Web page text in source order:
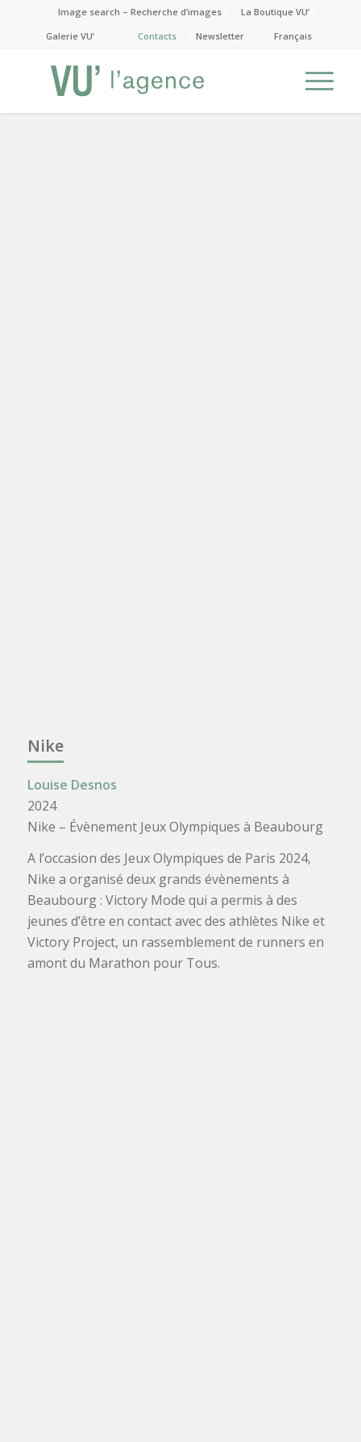
Image search – Recherche d’images
La Boutique VU’
Galerie VU’
Contacts Newsletter Français
Nike
Louise Desnos
2024
Nike – Évènement Jeux Olympiques à Beaubourg
A l’occasion des Jeux Olympiques de Paris 2024,
Nike a organisé deux grands évènements à
Beaubourg : Victory Mode qui a permis à des
jeunes d’être en contact avec des athlètes Nike et
Victory Project, un rassemblement de runners en
amont du Marathon pour Tous.